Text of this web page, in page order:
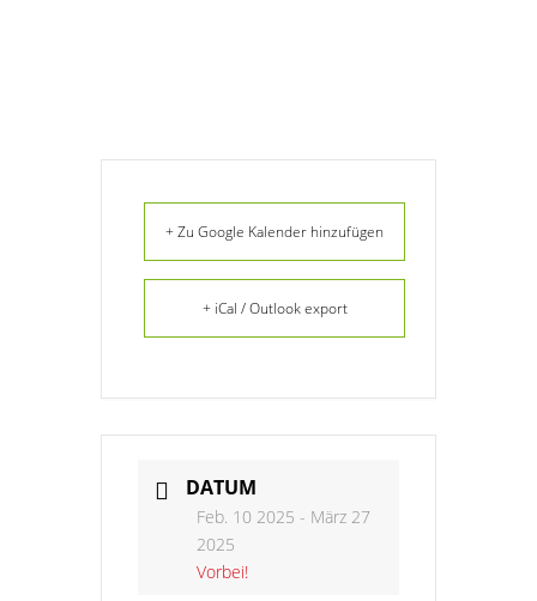
+ Zu Google Kalender hinzufügen
+ iCal / Outlook export
DATUM
Feb. 10 2025 - März 27
2025
Vorbei!